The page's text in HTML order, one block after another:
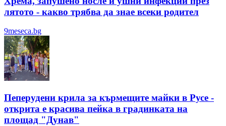
лятотo - какво трябва да знае всеки родител
9meseca.bg
Пеперудени крила за кърмещите майки в Русе -
открита е красива пейка в градинката на
площад "Дунав"